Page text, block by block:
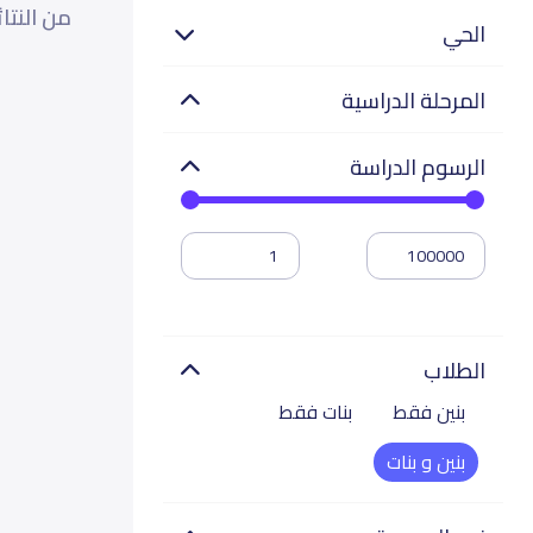
الحي
المرحلة الدراسية
الرسوم الدراسة
الطلاب
بنين فقط
بنات فقط
بنين و بنات
من